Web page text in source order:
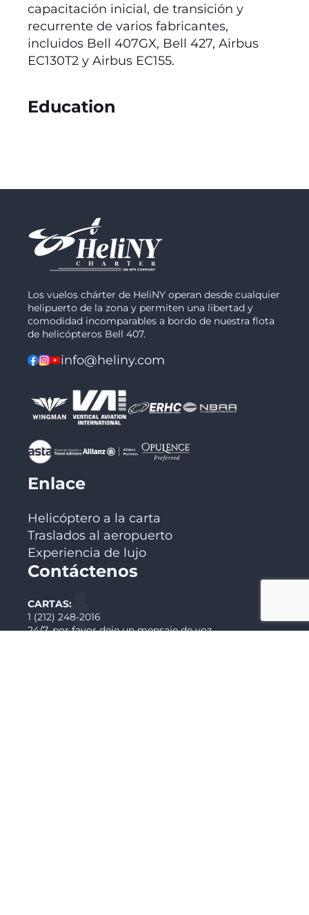
capacitación inicial, de transición y
recurrente de varios fabricantes,
incluidos Bell 407GX, Bell 427, Airbus
EC130T2 y Airbus EC155.
Education
Los vuelos chárter de HeliNY operan desde cualquier
helipuerto de la zona y permiten una libertad y
comodidad incomparables a bordo de nuestra flota
de helicópteros Bell 407.
info@heliny.com
Enlace
Helicóptero a la carta
Traslados al aeropuerto
Experiencia de lujo
Contáctenos
CARTAS:
1 (212) 248-2016
24/7, por favor deje un mensaje de voz